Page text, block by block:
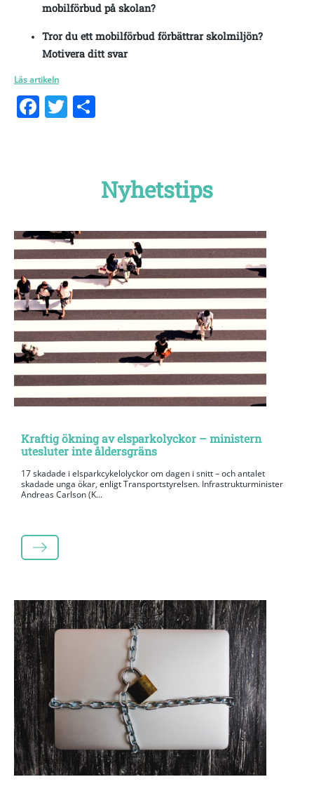
mobilförbud på skolan?
Tror du ett mobilförbud förbättrar skolmiljön?
Motivera ditt svar
Läs artikeln
Facebook
Twitter
Nyhetstips
Kraftig ökning av elsparkolyckor – ministern
utesluter inte åldersgräns
17 skadade i elsparkcykelolyckor om dagen i snitt – och antalet
skadade unga ökar, enligt Transportstyrelsen. Infrastrukturminister
Andreas Carlson (K...
LÄS MER